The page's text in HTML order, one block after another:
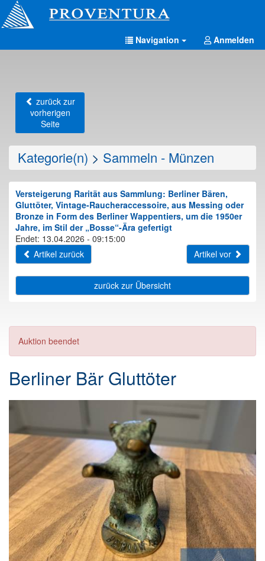
Navigation Anmelden
zurück zur
vorherigen
Seite
Kategorie(n) > Sammeln - Münzen
Versteigerung Rarität aus Sammlung: Berliner Bären,
Gluttöter, Vintage-Raucheraccessoire, aus Messing oder
Bronze in Form des Berliner Wappentiers, um die 1950er
Jahre, im Stil der „Bosse“-Ära gefertigt
Endet: 13.04.2026 - 09:15:00
Artikel zurück
Artikel vor
zurück zur Übersicht
Auktion beendet
Berliner Bär Gluttöter